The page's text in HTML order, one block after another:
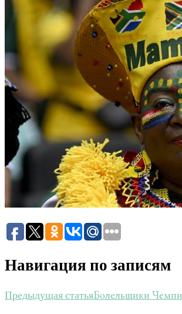
Навигация по записям
Предыдущая статьяБолельщики